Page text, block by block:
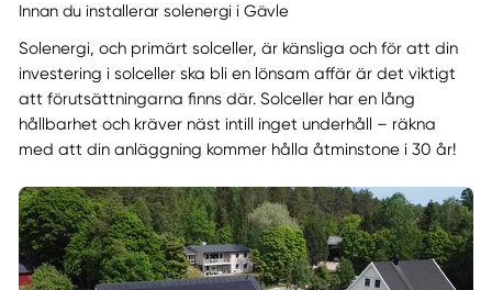
Innan du installerar solenergi i Gävle
Solenergi, och primärt solceller, är känsliga och för att din
investering i solceller ska bli en lönsam affär är det viktigt
att förutsättningarna finns där. Solceller har en lång
hållbarhet och kräver näst intill inget underhåll – räkna
med att din anläggning kommer hålla åtminstone i 30 år!